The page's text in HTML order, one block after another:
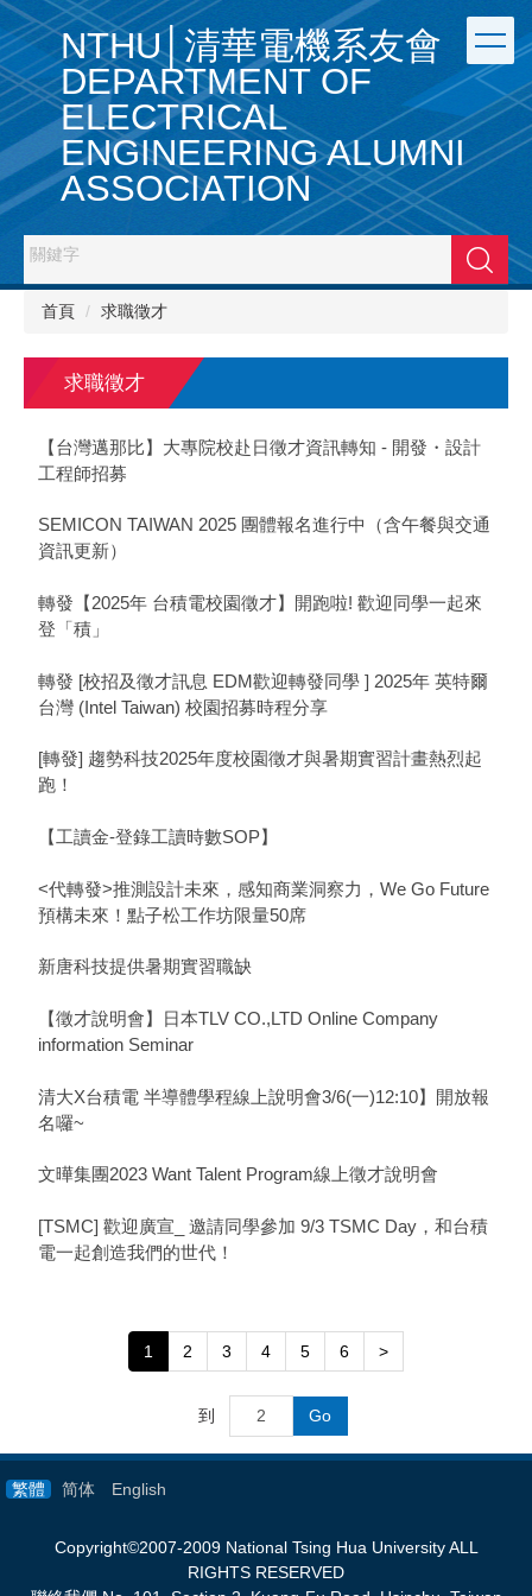
跳
到
主
要
內
容
區
NTHU│清華電機系友會
DEPARTMENT OF
ELECTRICAL
ENGINEERING ALUMNI
ASSOCIATION
搜尋
首頁 求職徵才
求職徵才
【台灣邁那比】大專院校赴日徵才資訊轉知 - 開發・設計
工程師招募
SEMICON TAIWAN 2025 團體報名進行中（含午餐與交通
資訊更新）
轉發【2025年 台積電校園徵才】開跑啦! 歡迎同學一起來
登「積」
轉發 [校招及徵才訊息 EDM歡迎轉發同學 ] 2025年 英特爾
台灣 (Intel Taiwan) 校園招募時程分享
[轉發] 趨勢科技2025年度校園徵才與暑期實習計畫熱烈起
跑！
【工讀金-登錄工讀時數SOP】
<代轉發>推測設計未來，感知商業洞察力，We Go Future
預構未來！點子松工作坊限量50席
新唐科技提供暑期實習職缺
【徵才說明會】日本TLV CO.,LTD Online Company
information Seminar
清大X台積電 半導體學程線上說明會3/6(一)12:10】開放報
名囉~
文曄集團2023 Want Talent Program線上徵才說明會
[TSMC] 歡迎廣宣_ 邀請同學參加 9/3 TSMC Day，和台積
電一起創造我們的世代！
1 2 3 4 5 6 >
到 Go
繁體 简体 English
Copyright©2007-2009 National Tsing Hua University ALL
RIGHTS RESERVED